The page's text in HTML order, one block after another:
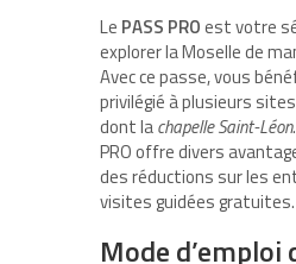
Le PASS PROest votre
explorer la Moselle de
Avec ce passe, vous
privilégié à plusieurs
dont lachapelle Saint-Léon
PRO offre divers
des réductions sur les
visites guidées gratuites.
Mode d’emploi